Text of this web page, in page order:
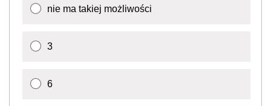
nie ma takiej możliwości
3
6